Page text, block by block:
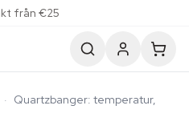
från €25
· Quartzbanger: temperatur,